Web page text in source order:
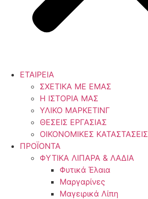
ΕΤΑΙΡΕΙΑ
ΣΧΕΤΙΚΑ ΜΕ ΕΜΑΣ
Η ΙΣΤΟΡΙΑ ΜΑΣ
ΥΛΙΚΟ ΜΑΡΚΕΤΙΝΓ
ΘΕΣΕΙΣ ΕΡΓΑΣΙΑΣ
ΟΙΚΟΝΟΜΙΚΕΣ ΚΑΤΑΣΤΑΣΕΙΣ
ΠΡΟΪΟΝΤΑ
ΦΥΤΙΚΑ ΛΙΠΑΡΑ & ΛΑΔΙΑ
Φυτικά Έλαια
Μαργαρίνες
Μαγειρικά Λίπη